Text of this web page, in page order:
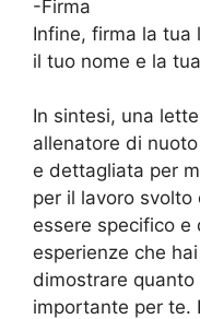
-Firma
Infine, firma la tua
il tuo nome e la
In sintesi, una
allenatore di
e dettagliata per
per il lavoro svolto
essere specifico e
esperienze che
dimostrare
importante per te.